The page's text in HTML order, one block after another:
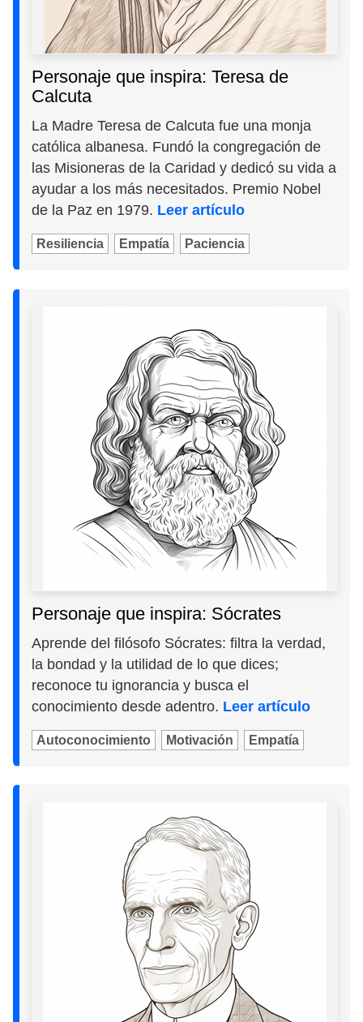
Personaje que inspira: Teresa de
Calcuta
La Madre Teresa de Calcuta fue una monja
católica albanesa. Fundó la congregación de
las Misioneras de la Caridad y dedicó su vida a
ayudar a los más necesitados. Premio Nobel
de la Paz en 1979. Leer artículo
Resiliencia Empatía Paciencia
Personaje que inspira: Sócrates
Aprende del filósofo Sócrates: filtra la verdad,
la bondad y la utilidad de lo que dices;
reconoce tu ignorancia y busca el
conocimiento desde adentro. Leer artículo
Autoconocimiento Motivación Empatía